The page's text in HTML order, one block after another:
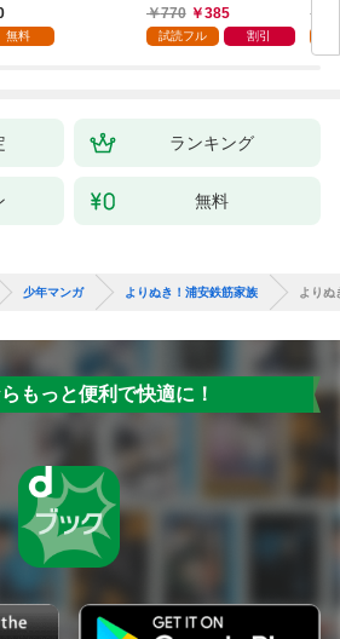
ら、魔王のお膝元
絶効果のマジック
無料
ベルMAXになってまし
た 1巻
770 385
試読フル 割引
ランキング
無料
少年マンガ よりぬき！浦安鉄筋家族 より
もっと便利で快適に！